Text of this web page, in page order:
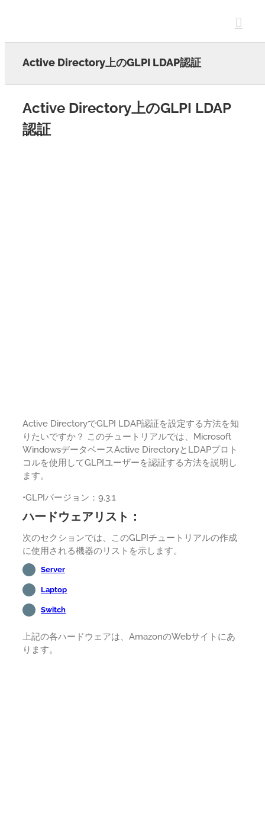
Active Directory上のGLPI LDAP認証
Active Directory上のGLPI LDAP
認証
Active DirectoryでGLPI LDAP認証を設定する方法を知
りたいですか？ このチュートリアルでは、Microsoft
WindowsデータベースActive DirectoryとLDAPプロト
コルを使用してGLPIユーザーを認証する方法を説明し
ます。
•GLPIバージョン：9.3.1
ハードウェアリスト：
次のセクションでは、このGLPIチュートリアルの作成
に使用される機器のリストを示します。
Server
Laptop
Switch
上記の各ハードウェアは、AmazonのWebサイトにあ
ります。